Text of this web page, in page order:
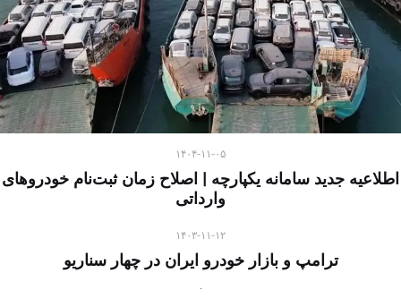
۱۴۰۴-۱۱-۰۵
اطلاعیه جدید سامانه یکپارچه | اصلاح زمان ثبت‌نام خودروهای
وارداتی
۱۴۰۳-۱۱-۱۲
ترامپ و بازار خودرو ایران در چهار سناریو